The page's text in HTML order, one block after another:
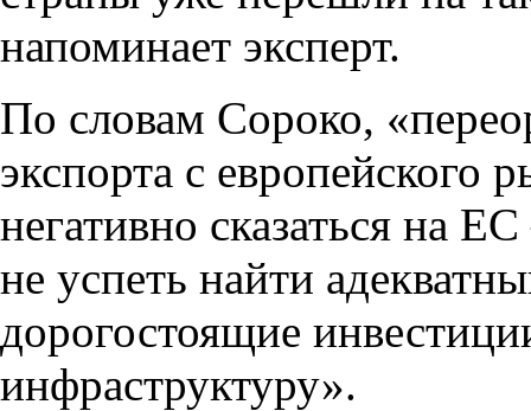
напоминает эксперт.
По словам Сороко,
экспорта с европейского
негативно сказаться на
не успеть найти
дорогостоящие
инфраструктуру».